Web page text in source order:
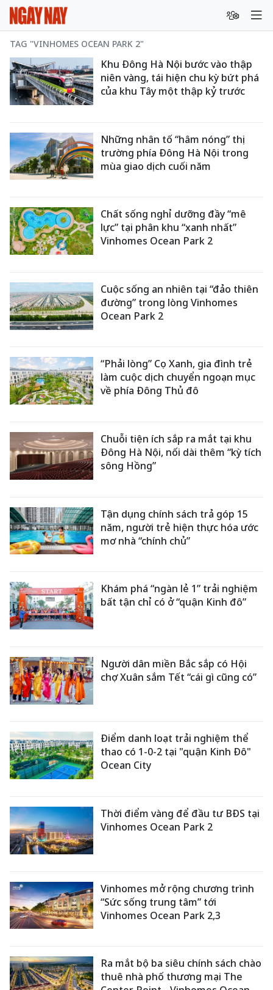
TAG "VINHOMES OCEAN PARK 2"
Khu Đông Hà Nội bước vào thập
niên vàng, tái hiện chu kỳ bứt phá
của khu Tây một thập kỷ trước
Những nhân tố “hâm nóng” thị
trường phía Đông Hà Nội trong
mùa giao dịch cuối năm
Chất sống nghỉ dưỡng đầy “mê
lực” tại phân khu “xanh nhất”
Vinhomes Ocean Park 2
Cuộc sống an nhiên tại “đảo thiên
đường” trong lòng Vinhomes
Ocean Park 2
“Phải lòng” Cọ Xanh, gia đình trẻ
làm cuộc dịch chuyển ngoạn mục
về phía Đông Thủ đô
Chuỗi tiện ích sắp ra mắt tại khu
Đông Hà Nội, nối dài thêm “kỳ tích
sông Hồng”
Tận dụng chính sách trả góp 15
năm, người trẻ hiện thực hóa ước
mơ nhà “chính chủ”
Khám phá “ngàn lẻ 1” trải nghiệm
bất tận chỉ có ở “quận Kinh đô”
Người dân miền Bắc sắp có Hội
chợ Xuân sắm Tết “cái gì cũng có”
Điểm danh loạt trải nghiệm thể
thao có 1-0-2 tại "quận Kinh Đô"
Ocean City
Thời điểm vàng để đầu tư BĐS tại
Vinhomes Ocean Park 2
Vinhomes mở rộng chương trình
“Sức sống trung tâm” tới
Vinhomes Ocean Park 2,3
Ra mắt bộ ba siêu chính sách chào
thuê nhà phố thương mại The